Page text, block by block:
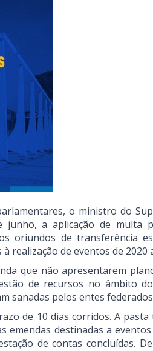
o ministro do
junho, a aplicação de multa
oriundos de transferência
realização de eventos de 2020
que não apresentarem
de recursos no âmbito
sanadas pelos entes
de 10 dias corridos. A
emendas destinadas a
de contas concluídas.